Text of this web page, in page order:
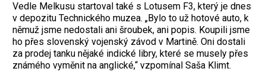
Vedle Melkusu startoval také s Lotusem F3, který je dnes
v depozitu Technického muzea. „Bylo to už hotové auto, k
němuž jsme nedostali ani šroubek, ani popis. Koupili jsme
ho přes slovenský vojenský závod v Martině. Oni dostali
za prodej tanku nějaké indické libry, které se musely přes
známého vyměnit na anglické,“ vzpomínal Saša Klimt.